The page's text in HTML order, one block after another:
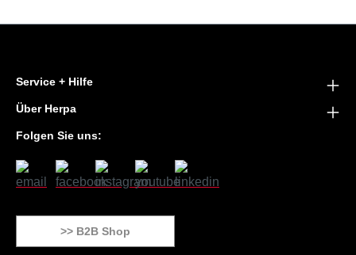
Service + Hilfe
Über Herpa
Folgen Sie uns:
>> B2B Shop